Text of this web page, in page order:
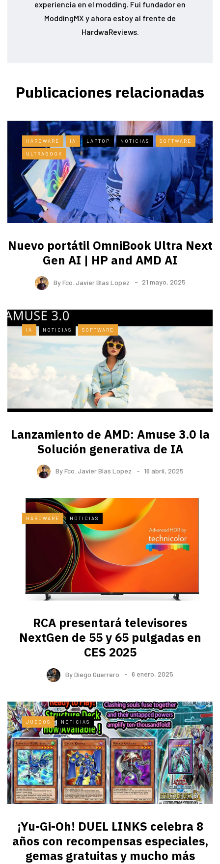
experiencia en el modding. Fui fundador en
ModdingMX y ahora estoy al frente de
HardwaReviews.
Publicaciones relacionadas
HARDWARE IA LAPTOP NOTICIAS SOFTWARE
ULTRABOOK
Nuevo portátil OmniBook Ultra ​Next
Gen AI | HP and AMD AI
ByFco. Javier Blas Lopez 21 mayo, 2025
IA NOTICIAS SOFTWARE
Lanzamiento de AMD: Amuse 3.0 la
Solución generativa de IA
ByFco. Javier Blas Lopez 16 abril, 2025
HARDWARE NOTICIAS
RCA presentará televisores
NextGen de 55 y 65 pulgadas en
CES 2025
ByDiego Guerrero 6 enero, 2025
JUEGOS NOTICIAS
¡Yu-Gi-Oh! DUEL LINKS celebra 8
años con recompensas especiales,
gemas gratuitas y mucho más